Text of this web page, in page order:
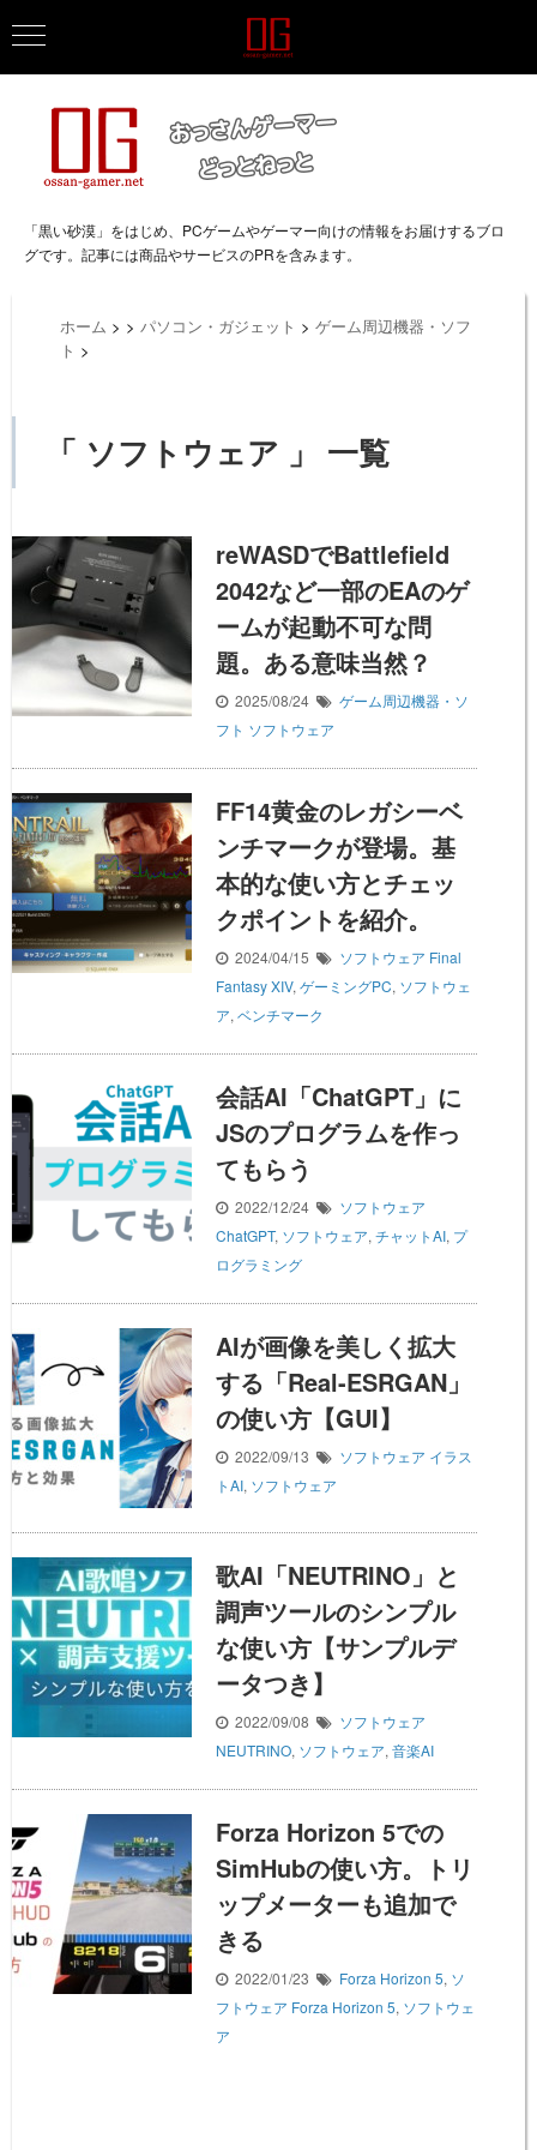
「黒い砂漠」をはじめ、PCゲームやゲーマー向けの情報をお届けするブロ
グです。記事には商品やサービスのPRを含みます。
ホーム > > パソコン・ガジェット > ゲーム周辺機器・ソフ
ト >
「 ソフトウェア 」 一覧
reWASDでBattlefield
2042など一部のEAのゲ
ームが起動不可な問
題。ある意味当然？
2025/08/24
ゲーム周辺機器・ソ
フト ソフトウェア
FF14黄金のレガシーベ
ンチマークが登場。基
本的な使い方とチェッ
クポイントを紹介。
2024/04/15 ソフトウェア Final
Fantasy XIV, ゲーミングPC, ソフトウェ
ア, ベンチマーク
会話AI「ChatGPT」に
JSのプログラムを作っ
てもらう
2022/12/24
ソフトウェア
ChatGPT, ソフトウェア, チャットAI, プ
ログラミング
AIが画像を美しく拡大
する「Real-ESRGAN」
の使い方【GUI】
2022/09/13 ソフトウェア イラス
トAI, ソフトウェア
歌AI「NEUTRINO」と
調声ツールのシンプル
な使い方【サンプルデ
ータつき】
2022/09/08
ソフトウェア
NEUTRINO, ソフトウェア, 音楽AI
Forza Horizon 5での
SimHubの使い方。トリ
ップメーターも追加で
きる
2022/01/23 Forza Horizon 5, ソ
フトウェア Forza Horizon 5, ソフトウェ
ア